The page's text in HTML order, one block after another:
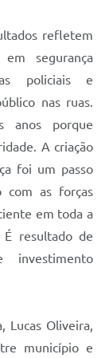
refletem
segurança
policiais e
nas ruas.
anos porque
A criação
foi um passo
com as forças
em toda a
É resultado de
investimento
Lucas Oliveira,
município e